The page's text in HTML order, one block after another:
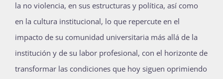
la no violencia, en sus estructuras y política, así como
en la cultura institucional, lo que repercute en el
impacto de su comunidad universitaria más allá de la
institución y de su labor profesional, con el horizonte de
transformar las condiciones que hoy siguen oprimiendo